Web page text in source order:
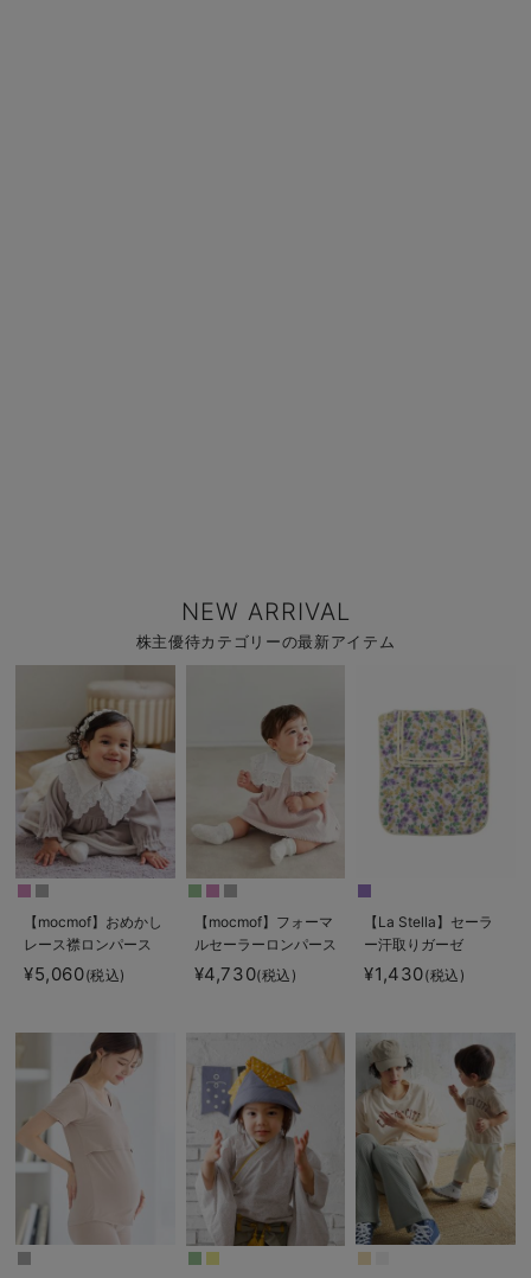
NEW ARRIVAL
株主優待カテゴリーの最新アイテム
【mocmof】おめかし
レース襟ロンパース
¥5,060(税込)
【mocmof】フォーマ
ルセーラーロンパース
¥4,730(税込)
【La Stella】セーラ
ー汗取りガーゼ
¥1,430(税込)